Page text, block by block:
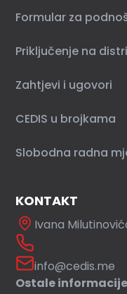
Formular za
Priključenje na
Zahtjevi i ugovori
CEDIS u brojkama
Slobodna radna
KONTAKT
Ivana
info@cedis.me
Ostale informacije